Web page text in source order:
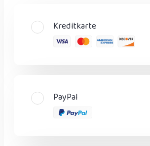
Kreditkarte
PayPal